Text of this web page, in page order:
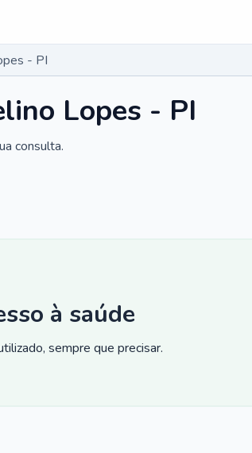
- PI
Lopes - PI
consulta.
à saúde
sempre que precisar.